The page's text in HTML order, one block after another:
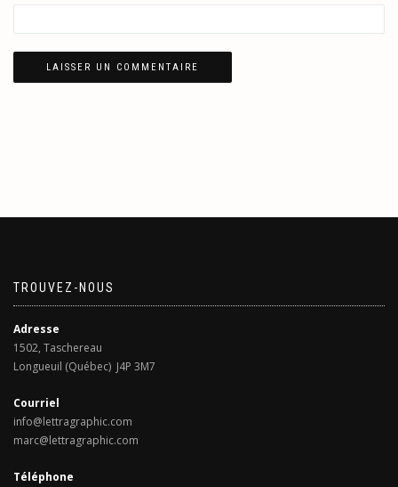
TROUVEZ-NOUS
Adresse
1502, Taschereau
Longueuil (Québec) J4P 3M7
Courriel
info@lettragraphic.com
marc@lettragraphic.com
Téléphone